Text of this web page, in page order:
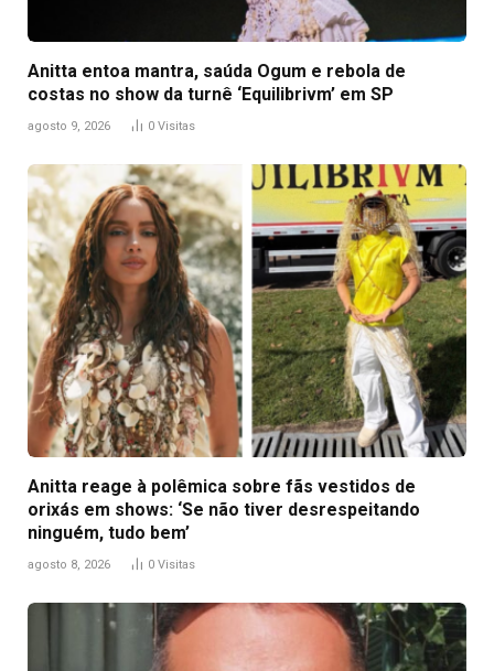
Anitta entoa mantra, saúda Ogum e rebola de
costas no show da turnê ‘Equilibrivm’ em SP
agosto 9, 2026 0 Visitas
Anitta reage à polêmica sobre fãs vestidos de
orixás em shows: ‘Se não tiver desrespeitando
ninguém, tudo bem’
agosto 8, 2026 0 Visitas